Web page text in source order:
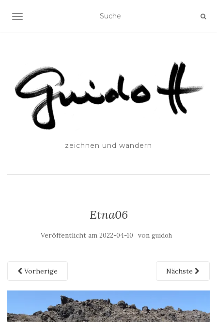
SCHALTE NAVIGATION
zeichnen und wandern
Etna06
Veröffentlicht am 2022-04-10 von guidoh
Vorherige Nächste